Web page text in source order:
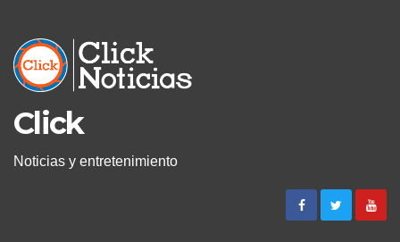
Click
Noticias y entretenimiento